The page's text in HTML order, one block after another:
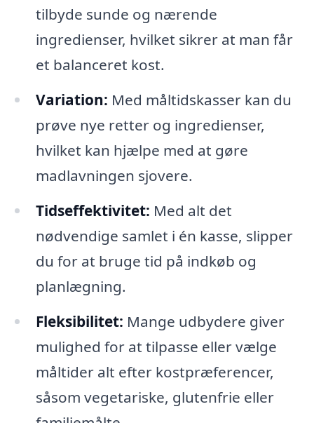
tilbyde sunde og nærende
ingredienser, hvilket sikrer at man får
et balanceret kost.
Variation: Med måltidskasser kan du
prøve nye retter og ingredienser,
hvilket kan hjælpe med at gøre
madlavningen sjovere.
Tidseffektivitet: Med alt det
nødvendige samlet i én kasse, slipper
du for at bruge tid på indkøb og
planlægning.
Fleksibilitet: Mange udbydere giver
mulighed for at tilpasse eller vælge
måltider alt efter kostpræferencer,
såsom vegetariske, glutenfrie eller